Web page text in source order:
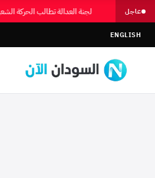
عاجل لجنة العدالة تطالب الحركة
ENGLISH